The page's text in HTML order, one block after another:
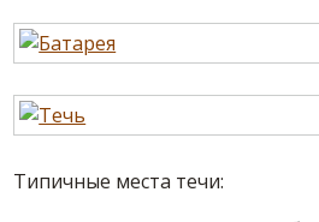
Типичные места течи: